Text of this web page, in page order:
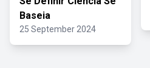
Baseia
25 September 2024